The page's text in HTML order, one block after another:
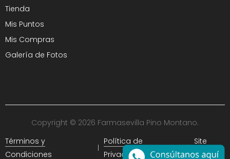
Tienda
Mis Puntos
Mis Compras
Galería de Fotos
Copyright © 2026 Farmasevilla Pino Montano.
Términos y
Condiciones
Política de
Privacidad
Site
Map